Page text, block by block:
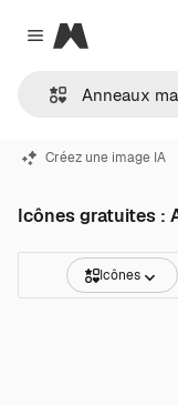
Close menu
Magnific
Créez une image IA
Icônes gratuites :
Icônes